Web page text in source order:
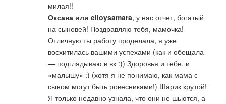
милая!!
Оксана или elloysamara, у нас отчет, богатый
на сыновей! Поздравляю тебя, мамочка!
Отличную ты работу проделала, я уже
восхитилась вашими успехами (как и обещала
— подглядываю в вк :)) Здоровья и тебе, и
«малышу» :) (хотя я не понимаю, как мама с
сыном могут быть ровесниками!) Шарик крутой!
Я только недавно узнала, что они не шьются, а